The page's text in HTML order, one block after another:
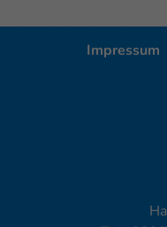
Impressum